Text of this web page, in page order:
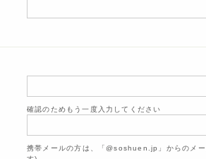
確認のためもう一度入力してください
携帯メールの方は、「@soshuen.jp」からのメ